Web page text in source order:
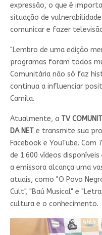
expressão, o que é
situação de
comunicar e fazer
"Lembro de uma edição
programas foram todos
Comunitária não só faz
continua a influenciar
Camila.
Atualmente, a TV
DA NETe transmite sua
Facebook e YouTube. Com
de 1.600 vídeos
a emissora alcança uma
atuais, como "O Povo
Cult", "Baú Musical" e
cultura e o conhecimento.